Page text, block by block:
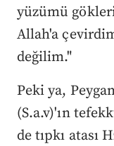
yüzümü
Allah'a
değilim."
Peki ya,
(S.a.v)'ın
de tıpkı atası